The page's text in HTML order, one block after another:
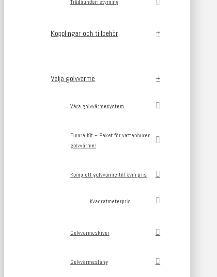
Trådbunden styrning
Kopplingar och tillbehör
Välja golvvärme
Våra golvvärmesystem
Flooré Kit – Paket för vattenburen
golvvärme!
Komplett golvvärme till kvm-pris
Kvadratmeterpris
Golvvärmeskivor
Golvvärmeslang